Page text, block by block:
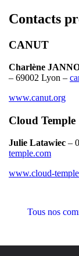
Contacts
CANUT
Charlène
– 69002 Lyon –
www.canut.org
Cloud Temple
Julie Latawiec –
temple.com
www.cloud-
Tous nos